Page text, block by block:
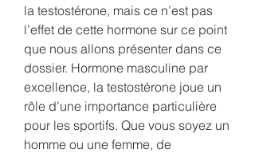
la testostérone, mais ce n’est pas
l’effet de cette hormone sur ce point
que nous allons présenter dans ce
dossier. Hormone masculine par
excellence, la testostérone joue un
rôle d’une importance particulière
pour les sportifs. Que vous soyez un
homme ou une femme, de